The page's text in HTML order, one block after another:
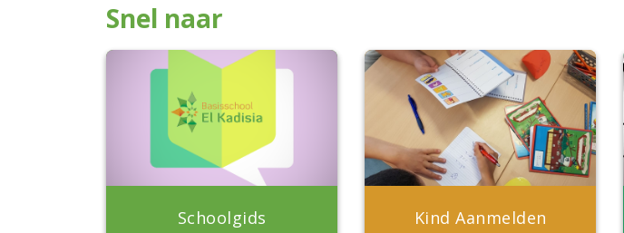
Snel naar
Schoolgids Kind Aanmelden